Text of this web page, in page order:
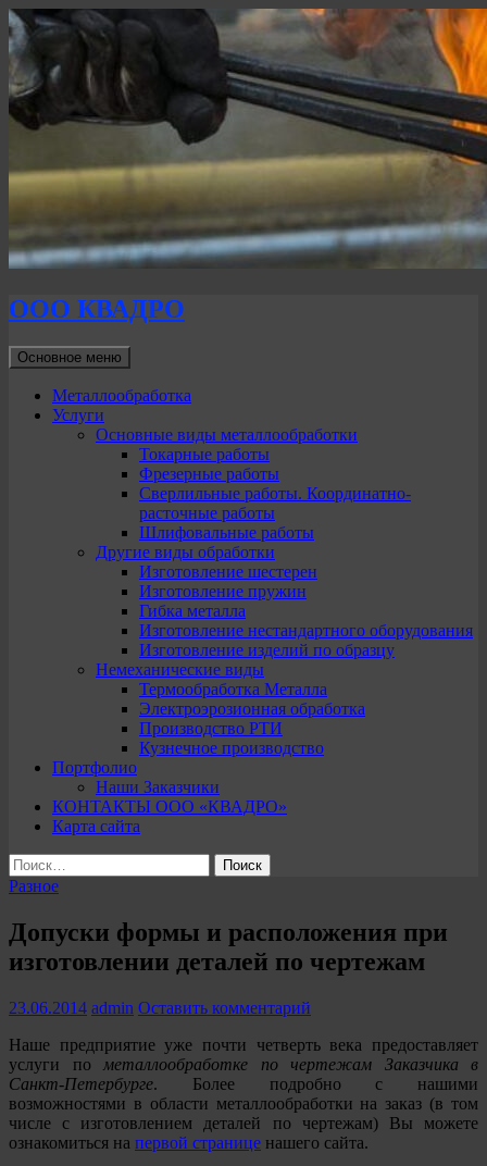
ООО КВАДРО
Поиск
Основное меню
к
содержимому
Металлообработка
Услуги
Основные виды металлообработки
Токарные работы
Фрезерные работы
Сверлильные работы. Координатно-
расточные работы
Шлифовальные работы
Другие виды обработки
Изготовление шестерен
Изготовление пружин
Гибка металла
Изготовление нестандартного оборудования
Изготовление изделий по образцу
Немеханические виды
Термообработка Металла
Электроэрозионная обработка
Производство РТИ
Кузнечное производство
Портфолио
Наши Заказчики
КОНТАКТЫ ООО «КВАДРО»
Карта сайта
Найти:
Разное
Допуски формы и расположения при
изготовлении деталей по чертежам
23.06.2014 admin Оставить комментарий
Наше предприятие уже почти четверть века предоставляет
услуги по металлообработке по чертежам Заказчика
в
Санкт-Петербурге. Более подробно с нашими
возможностями в области металлообработки на заказ (в том
числе с изготовлением деталей по чертежам) Вы можете
ознакомиться на первой странице нашего сайта.